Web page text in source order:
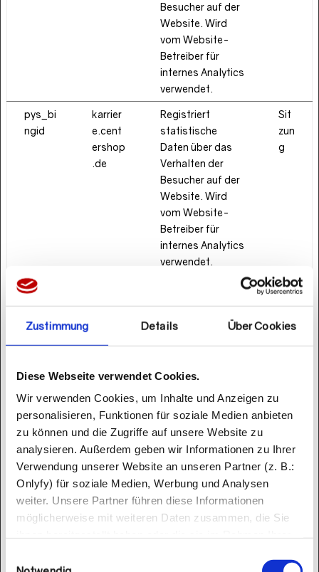
Zustimmung Details Über Cookies
Diese Webseite verwendet Cookies.
Wir verwenden Cookies, um Inhalte und Anzeigen zu
personalisieren, Funktionen für soziale Medien anbieten
zu können und die Zugriffe auf unsere Website zu
analysieren. Außerdem geben wir Informationen zu Ihrer
Verwendung unserer Website an unseren Partner (z. B.:
Onlyfy) für soziale Medien, Werbung und Analysen
weiter. Unsere Partner führen diese Informationen
möglicherweise mit weiteren Daten zusammen, die Sie
Besucher auf der
Website. Wird
vom Website-
Betreiber für
internes Analytics
verwendet.
pys_bi
ngid
karrier
e.cent
ershop
.de
Registriert
statistische
Daten über das
Verhalten der
Besucher auf der
Website. Wird
vom Website-
Betreiber für
internes Analytics
verwendet.
Sit
zun
g
pys_f
badid
e.cent
statistische
Daten über das
Betreiber für
internes Analytics
verwendet.
Sit
zun
g
Daten über das
Besucher auf der
Website. Wird
7